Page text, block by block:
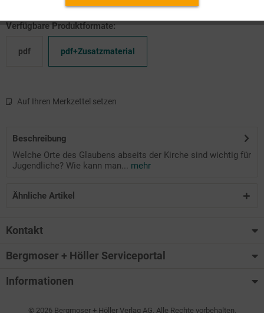
Verfügbare Produktformate:
pdf pdf+Zusatzmaterial
Auf Ihren Merkzettel setzen
Beschreibung
Welche Orte des Glaubens abseits der Kirche sind wichtig für
Jugendliche? Wie kann man... mehr
Ähnliche Artikel
Kontakt
Bergmoser + Höller Serviceportal
Informationen
© 2026 Bergmoser + Höller Verlag AG. Alle Rechte vorbehalten.